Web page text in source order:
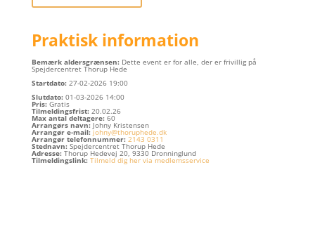
Praktisk information
Bemærk aldersgrænsen: Dette event er for alle, der er frivillig på
Spejdercentret Thorup Hede
Startdato:27-02-2026 19:00
Slutdato:01-03-2026 14:00
Pris:Gratis
Tilmeldingsfrist:20.02.26
Max antal deltagere:60
Arrangørs navn:Johny Kristensen
Arrangør e-mail: johny@thoruphede.dk
Arrangør telefonnummer:‭ 2143 0311
Stednavn: Spejdercentret Thorup Hede
Adresse: Thorup Hedevej 20, 9330 Dronninglund
Tilmeldingslink:Tilmeld dig her via medlemsservice